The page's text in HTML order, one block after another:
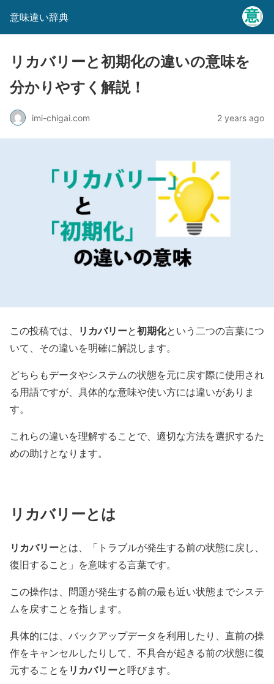
意味違い辞典
リカバリーと初期化の違いの意味を
分かりやすく解説！
imi-chigai.com 2 years ago
この投稿では、 リカバリーと初期化という二つの言葉につ
いて、その違いを明確に解説します。
どちらもデータやシステムの状態を元に戻す際に使用され
る用語ですが、具体的な意味や使い方には違いがありま
す。
これらの違いを理解することで、適切な方法を選択するた
めの助けとなります。
リカバリーとは
リカバリーとは、「トラブルが発生する前の状態に戻し、
復旧すること」を意味する言葉です。
この操作は、問題が発生する前の最も近い状態までシステ
ムを戻すことを指します。
具体的には、バックアップデータを利用したり、直前の操
作をキャンセルしたりして、不具合が起きる前の状態に復
元することをリカバリーと呼びます。